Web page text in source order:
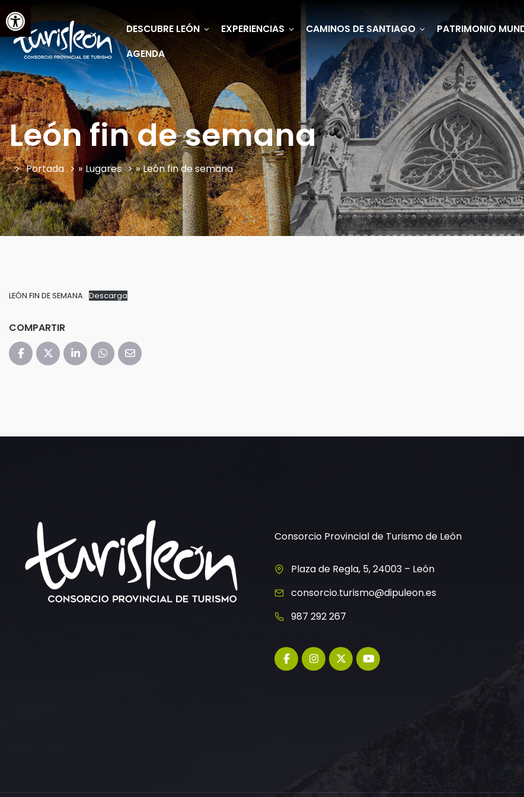
DESCUBRE LEÓN EXPERIENCIAS CAMINOS DE SANTIAGO PATRIMONIO
AGENDA
León fin de semana
Portada » Lugares » León fin de semana
LEÓN FIN DE SEMANA Descarga
COMPARTIR
Consorcio Provincial de Turismo de León
Plaza de Regla, 5, 24003 – León
consorcio.turismo@dipuleon.es
987 292 267
Abrir barra de herramientas